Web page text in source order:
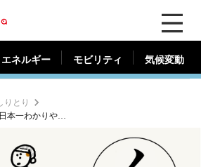
ナ
ジ
ー
フ
エネルギー モビリティ 気候変動
エネルギー 気候変動
りとり
くうきでんち：毎日更新！日本一わかりやすい脱炭素用語集しりとり